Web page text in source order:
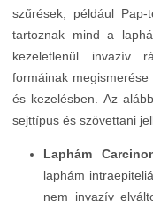
szűrések, például Pap-
tartoznak mind a
kezeletlenül invazív
formáinak
és kezelésben. Az
sejttípus és szövettani
Laphám
laphám
nem invazív